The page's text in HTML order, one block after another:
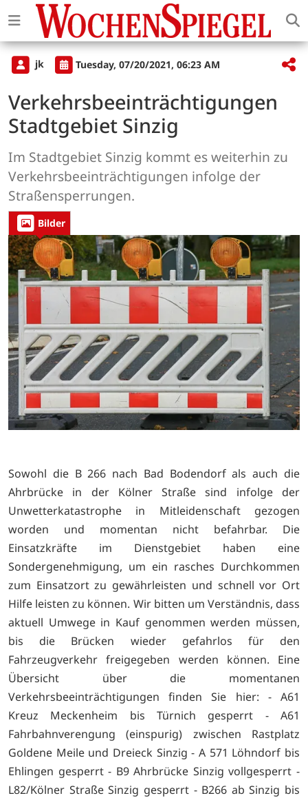
jk Tuesday, 07/20/2021, 06:23 AM
Verkehrsbeeinträchtigungen
Stadtgebiet Sinzig
Im Stadtgebiet Sinzig kommt es weiterhin zu
Verkehrsbeeinträchtigungen infolge der
Straßensperrungen.
Bilder
Sowohl die B 266 nach Bad Bodendorf als auch die
Ahrbrücke in der Kölner Straße sind infolge der
Unwetterkatastrophe in Mitleidenschaft gezogen
worden und momentan nicht befahrbar. Die
Einsatzkräfte im Dienstgebiet haben eine
Sondergenehmigung, um ein rasches Durchkommen
zum Einsatzort zu gewährleisten und schnell vor Ort
Hilfe leisten zu können. Wir bitten um Verständnis, dass
aktuell Umwege in Kauf genommen werden müssen,
bis die Brücken wieder gefahrlos für den
Fahrzeugverkehr freigegeben werden können. Eine
Übersicht über die momentanen
Verkehrsbeeinträchtigungen finden Sie hier: - A61
Kreuz Meckenheim bis Türnich gesperrt - A61
Fahrbahnverengung (einspurig) zwischen Rastplatz
Goldene Meile und Dreieck Sinzig - A 571 Löhndorf bis
Ehlingen gesperrt - B9 Ahrbrücke Sinzig vollgesperrt -
L82/Kölner Straße Sinzig gesperrt - B266 ab Sinzig bis